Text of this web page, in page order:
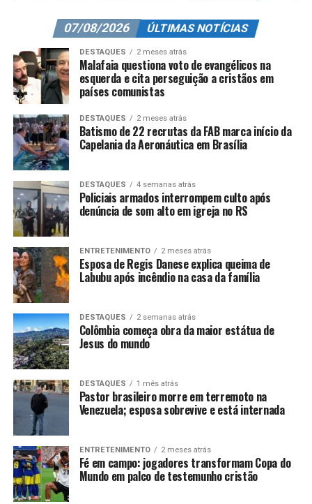
07/08/2026 ÚLTIMAS NOTÍCIAS
DESTAQUES 2 meses atrás
Malafaia questiona voto de evangélicos na
esquerda e cita perseguição a cristãos em
países comunistas
DESTAQUES 2 meses atrás
Batismo de 22 recrutas da FAB marca início da
Capelania da Aeronáutica em Brasília
DESTAQUES 4 semanas atrás
Policiais armados interrompem culto após
denúncia de som alto em igreja no RS
ENTRETENIMENTO 2 meses atrás
Esposa de Regis Danese explica queima de
Labubu após incêndio na casa da família
DESTAQUES 2 semanas atrás
Colômbia começa obra da maior estátua de
Jesus do mundo
DESTAQUES 1 mês atrás
Pastor brasileiro morre em terremoto na
Venezuela; esposa sobrevive e está internada
ENTRETENIMENTO 2 meses atrás
Fé em campo: jogadores transformam Copa do
Mundo em palco de testemunho cristão